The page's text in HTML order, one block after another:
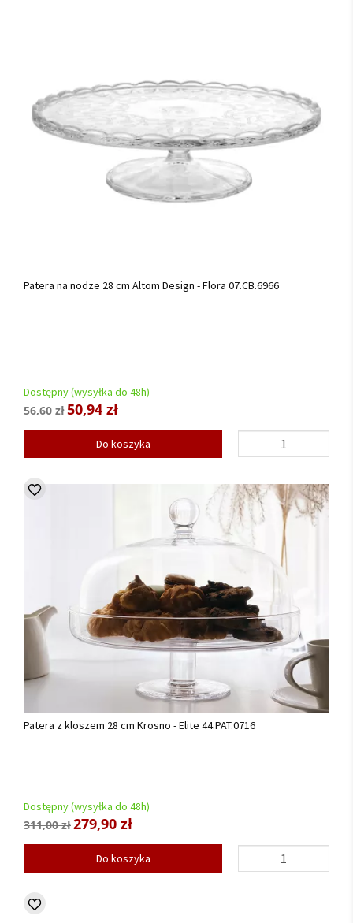
Patera na nodze 28 cm Altom Design - Flora 07.CB.6966
Dostępny (wysyłka do 48h)
56,60 zł50,94 zł
Do koszyka
Patera z kloszem 28 cm Krosno - Elite 44.PAT.0716
Dostępny (wysyłka do 48h)
311,00 zł279,90 zł
Do koszyka